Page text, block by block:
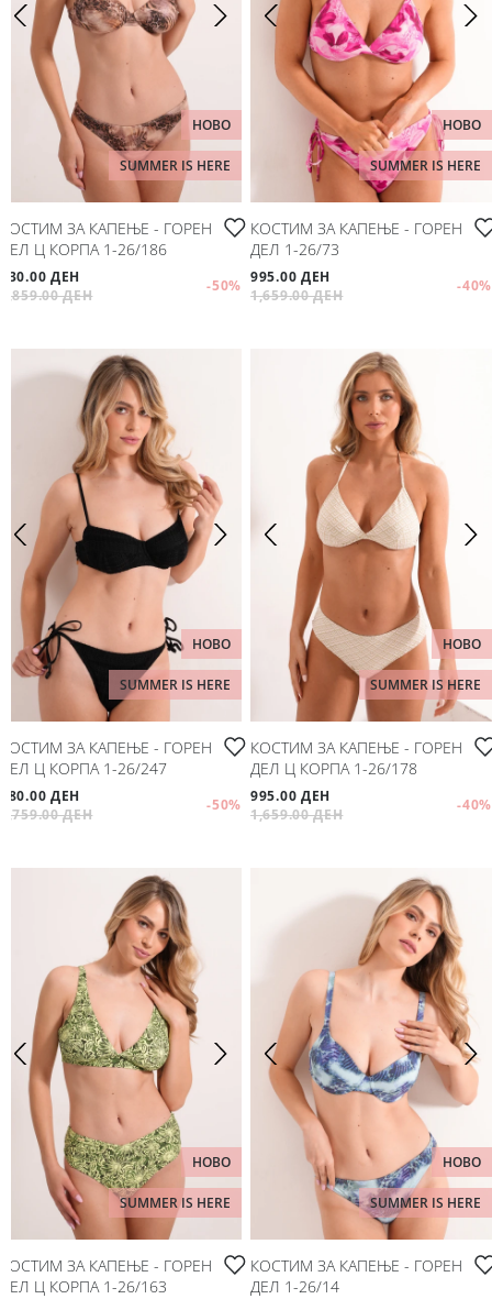
Спорт
Аксесоари
Папучи и чизми за дома
Хулахопки
Следете не
Следете не
НОВО
SUMMER IS HERE
КОСТИМ ЗА КАПЕЊЕ - ГОРЕН
ДЕЛ Ц КОРПА 1-26/186
930.00 ДЕН
1,859.00 ДЕН
-50%
НОВО
SUMMER IS HERE
КОСТИМ ЗА КАПЕЊЕ - ГОРЕН
ДЕЛ 1-26/73
995.00 ДЕН
1,659.00 ДЕН
-40%
НОВО
SUMMER IS HERE
КОСТИМ ЗА КАПЕЊЕ - ГОРЕН
ДЕЛ Ц КОРПА 1-26/247
880.00 ДЕН
1,759.00 ДЕН
-50%
НОВО
SUMMER IS HERE
КОСТИМ ЗА КАПЕЊЕ - ГОРЕН
ДЕЛ Ц КОРПА 1-26/178
995.00 ДЕН
1,659.00 ДЕН
-40%
НОВО
SUMMER IS HERE
КОСТИМ ЗА КАПЕЊЕ - ГОРЕН
ДЕЛ Ц КОРПА 1-26/163
НОВО
SUMMER IS HERE
КОСТИМ ЗА КАПЕЊЕ - ГОРЕН
ДЕЛ 1-26/14